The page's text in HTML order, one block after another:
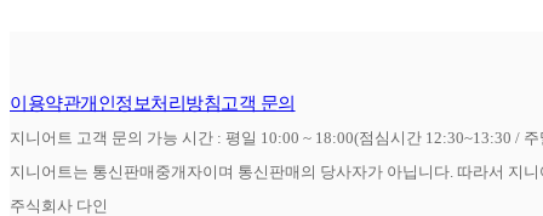
이용약관개인정보처리방침고객 문의
지니어트 고객 문의 가능 시간 : 평일 10:00 ~ 18:00(점심시간 12:30~13:30 /
지니어트는 통신판매중개자이며 통신판매의 당사자가 아닙니다. 따라서 지
주식회사 다인